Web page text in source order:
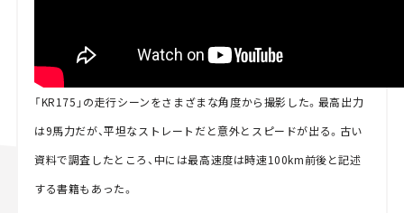
「KR175」の走行シーンをさまざまな角度から撮影した。最高出力
は9馬力だが、平坦なストレートだと意外とスピードが出る。古い
資料で調査したところ、中には最高速度は時速100km前後と記述
する書籍もあった。